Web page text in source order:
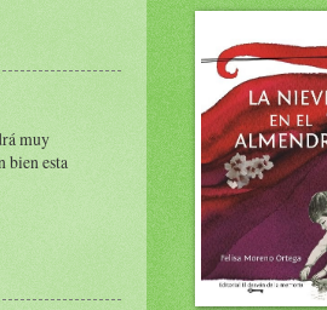
muy
bien esta